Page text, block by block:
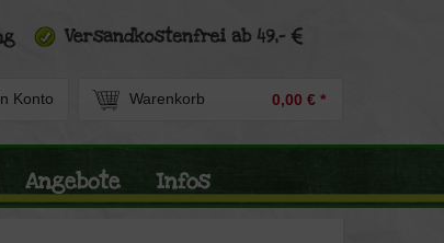
Konto Warenkorb 0,00 € *
Angebote Infos